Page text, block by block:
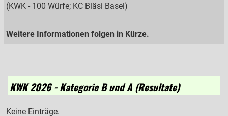
(KWK - 100 Würfe; KC Bläsi Basel)
Weitere Informationen folgen in Kürze.
KWK 2026 - Kategorie B und A (Resultate)
Keine Einträge.